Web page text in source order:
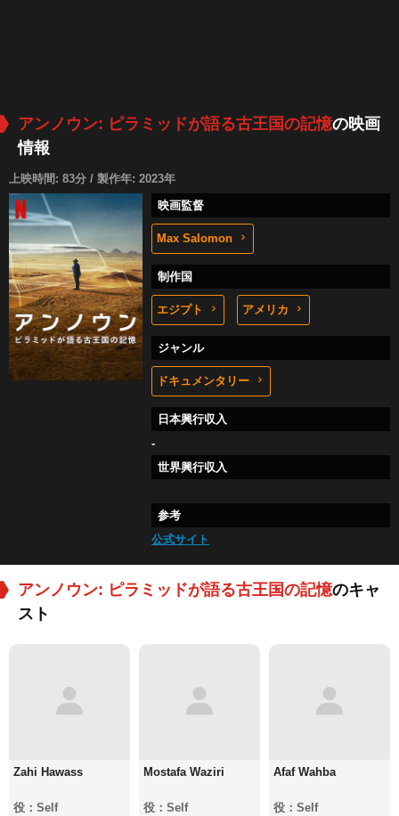
アンノウン: ピラミッドが語る古王国の記憶の映画
情報
上映時間: 83分 / 製作年: 2023年
映画監督
Max Salomon
制作国
エジプト アメリカ
ジャンル
ドキュメンタリー
日本興行収入
-
世界興行収入
参考
公式サイト
アンノウン: ピラミッドが語る古王国の記憶のキャ
スト
Zahi Hawass
役：Self
Mostafa Waziri
役：Self
Afaf Wahba
役：Self